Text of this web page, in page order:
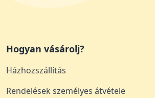
Hogyan vásárolj?
Házhozszállítás
Rendelések személyes átvétele